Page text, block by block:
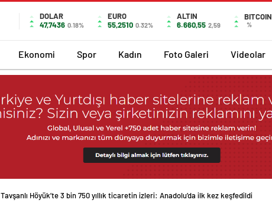
DOLAR
47,7436 0.18%
EURO
55,2510 0.32%
ALTIN
6.660,55 2,59
BITCOIN
%
Ekonomi Spor Kadın Foto Galeri Videolar
Tavşanlı Höyük’te 3 bin 750 yıllık ticaretin izleri: Anadolu’da ilk kez keşfedildi